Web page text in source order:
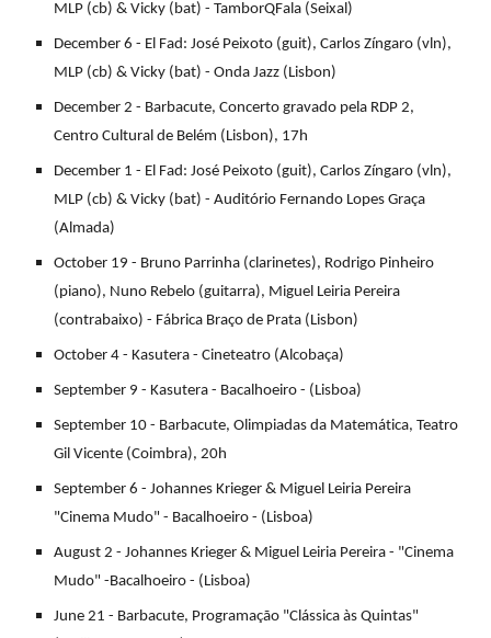
MLP (cb) & Vicky (bat) - TamborQFala (Seixal)
December 6 - El Fad: José Peixoto (guit), Carlos Zíngaro (vln),
MLP (cb) & Vicky (bat) - Onda Jazz (Lisbon)
December 2 - Barbacute, Concerto gravado pela RDP 2,
Centro Cultural de Belém (Lisbon), 17h
December 1 - El Fad: José Peixoto (guit), Carlos Zíngaro (vln),
MLP (cb) & Vicky (bat) - Auditório Fernando Lopes Graça
(Almada)
October 19 - Bruno Parrinha (clarinetes), Rodrigo Pinheiro
(piano), Nuno Rebelo (guitarra), Miguel Leiria Pereira
(contrabaixo) - Fábrica Braço de Prata (Lisbon)
October 4 - Kasutera - Cineteatro (Alcobaça)
September 9 - Kasutera - Bacalhoeiro - (Lisboa)
September 10 - Barbacute, Olimpiadas da Matemática, Teatro
Gil Vicente (Coimbra), 20h
September 6 - Johannes Krieger & Miguel Leiria Pereira
"Cinema Mudo" - Bacalhoeiro - (Lisboa)
August 2 - Johannes Krieger & Miguel Leiria Pereira - "Cinema
Mudo" -Bacalhoeiro - (Lisboa)
June 21 - Barbacute, Programação "Clássica às Quintas"